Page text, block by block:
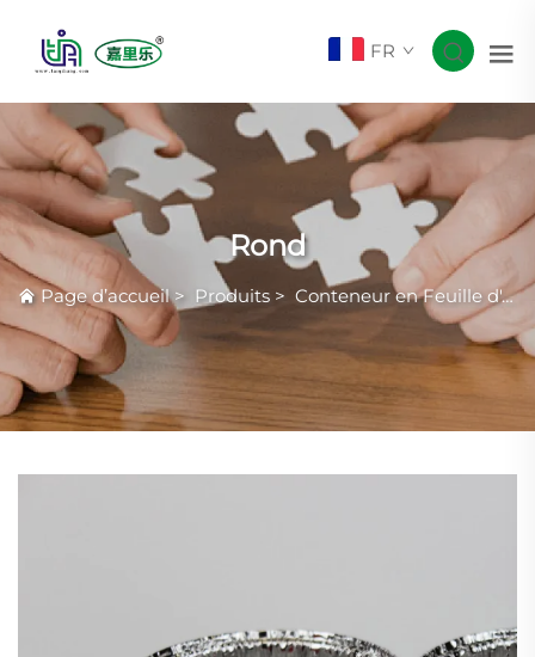
FR
Rond
Page d’accueil> Produits > Conteneur en Feuille d'Aluminium Courante avec Rides